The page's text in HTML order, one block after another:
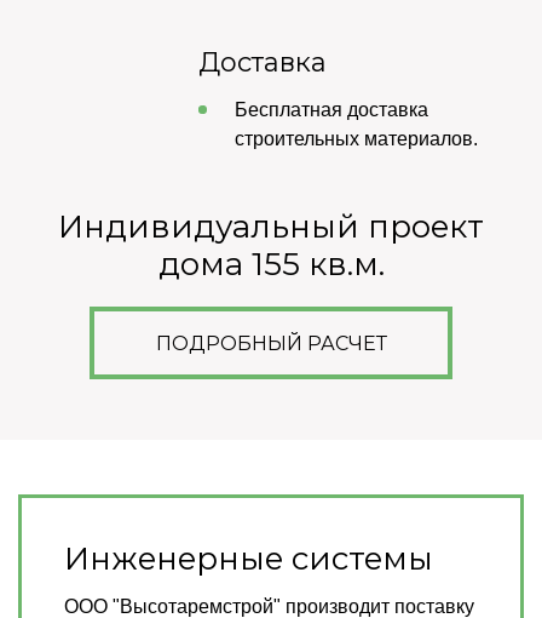
Доставка
Бесплатная доставка
строительных материалов.
Индивидуальный проект
дома 155 кв.м.
ПОДРОБНЫЙ РАСЧЕТ
Инженерные системы
ООО "Высотаремстрой" производит поставку